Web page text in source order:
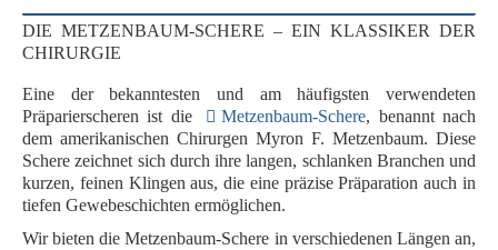
DIE METZENBAUM-SCHERE – EIN KLASSIKER DER
CHIRURGIE
Eine der bekanntesten und am häufigsten verwendeten
Präparierscheren ist die
Metzenbaum-Schere, benannt nach
dem amerikanischen Chirurgen Myron F. Metzenbaum. Diese
Schere zeichnet sich durch ihrelangen, schlanken Branchen und
kurzen, feinen Klingen aus, die eine präzise Präparation auch in
tiefen Gewebeschichten ermöglichen.
Wir bieten die Metzenbaum-Schere in verschiedenen Längen an,